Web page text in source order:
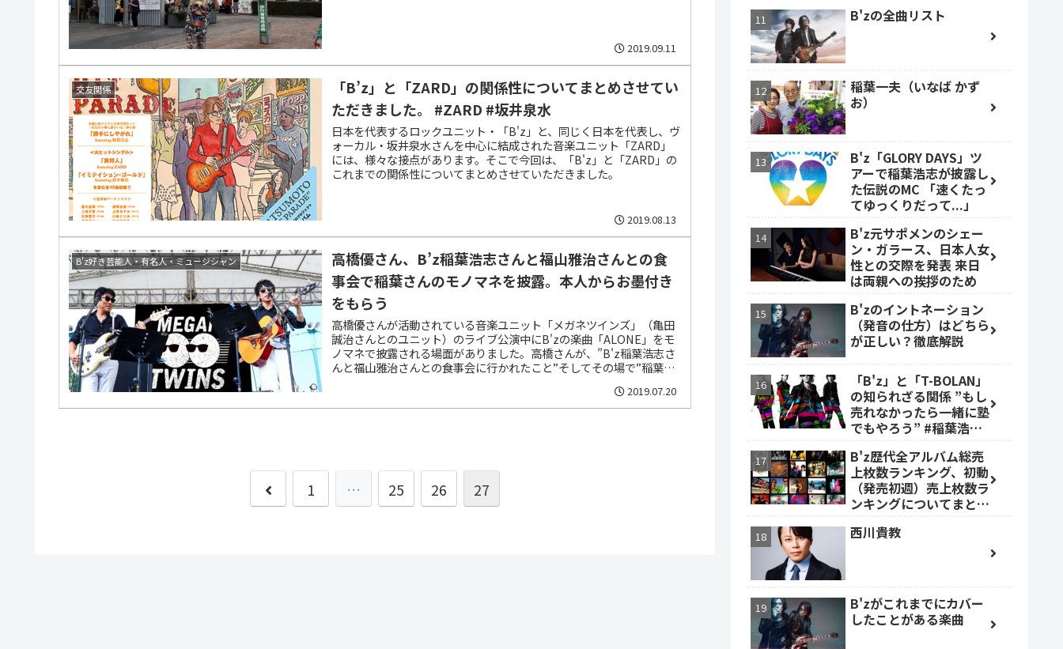
2019.09.11
交友関係
「B’z」と「ZARD」の関係性についてまとめさせてい
ただきました。 #ZARD #坂井泉水
日本を代表するロックユニット・「B'z」と、同じく日本を代表し、ヴ
ォーカル・坂井泉水さんを中心に結成された音楽ユニット「ZARD」
には、様々な接点があります。そこで今回は、「B'z」と「ZARD」の
これまでの関係性についてまとめさせていただきました。
2019.08.13
B'z好き芸能人・有名人・ミュージシャン
高橋優さん、B’z稲葉浩志さんと福山雅治さんとの食
事会で稲葉さんのモノマネを披露。本人からお墨付き
をもらう
高橋優さんが活動されている音楽ユニット「メガネツインズ」（亀田
誠治さんとのユニット）のライブ公演中にB'zの楽曲「ALONE」をモ
ノマネで披露される場面がありました。高橋さんが、”B'z稲葉浩志さ
んと福山雅治さんとの食事会に行かれたこと”そしてその場で”稲葉さ
2019.07.20
前
1 … 25 26 27
B'zの全曲リスト
稲葉一夫（いなば かず
お）
B'z「GLORY DAYS」ツ
アーで稲葉浩志が披露し
た伝説のMC 「速くたっ
てゆっくりだって...」
B'z元サポメンのシェー
ン・ガラース、日本人女
性との交際を発表 来日
は両親への挨拶のため
B'zのイントネーション
（発音の仕方）はどちら
が正しい？徹底解説
「B'z」と「T-BOLAN」
の知られざる関係 ”もし
売れなかったら一緒に塾
でもやろう” #稲葉浩志
B'z歴代全アルバム総売
上枚数ランキング、初動
（発売初週）売上枚数ラ
ンキングについてまとめ
西川貴教
B'zがこれまでにカバー
したことがある楽曲